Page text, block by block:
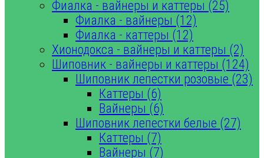
Фиалка - вайнеры и каттеры (25)
Фиалка - вайнеры (12)
Фиалка - каттеры (12)
Хионодокса - вайнеры и каттеры (2)
Шиповник - вайнеры и каттеры (124)
Шиповник лепестки розовые (23)
Каттеры (6)
Вайнеры (6)
Шиповник лепестки белые (27)
Каттеры (7)
Вайнеры (7)